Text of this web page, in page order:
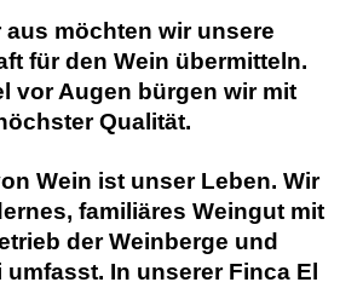
aus möchten wir unsere
für den Wein übermitteln.
vor Augen bürgen wir mit
Qualität.
Wein ist unser Leben. Wir
familiäres Weingut mit
der Weinberge und
umfasst. In unserer Finca El